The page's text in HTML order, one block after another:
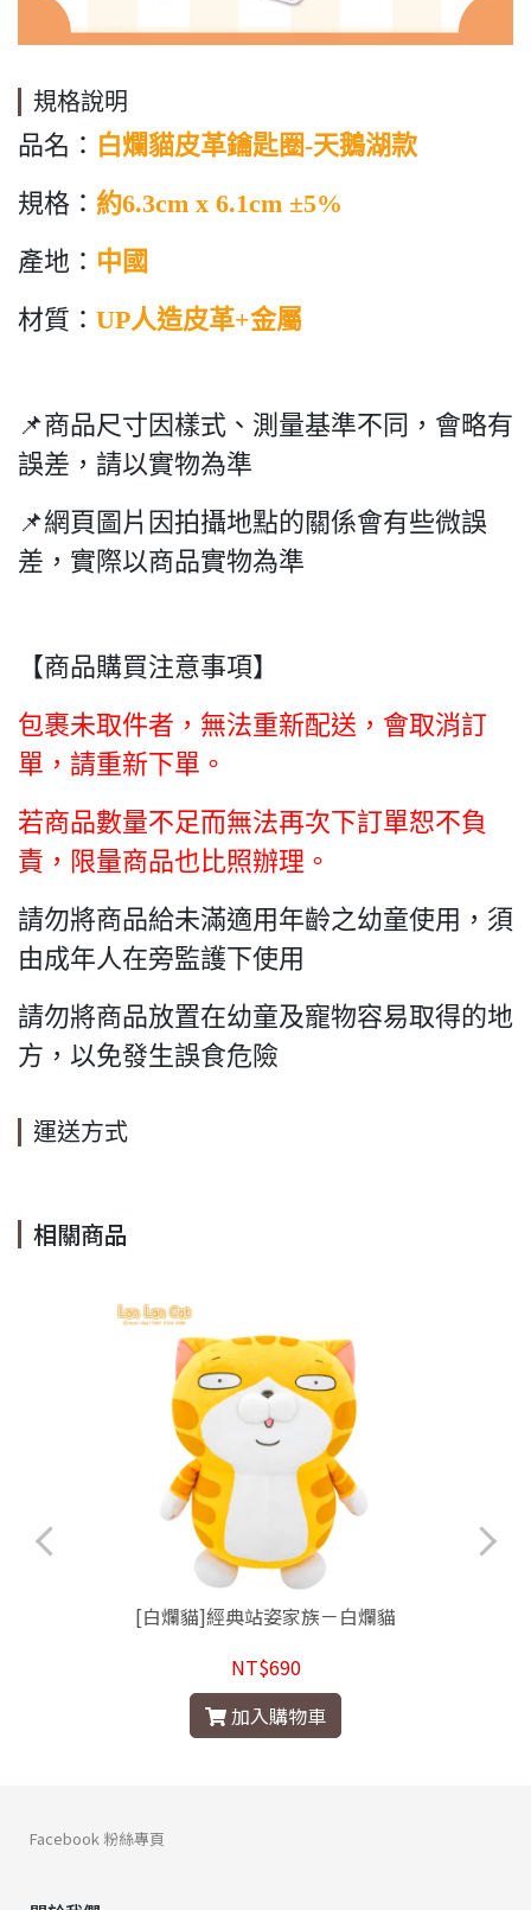
規格說明
品名： 白爛貓皮革鑰匙圈-天鵝湖款
規格： 約6.3cm x 6.1cm ±5%
產地： 中國
材質： UP人造皮革+金屬
📌商品尺寸因樣式、測量基準不同，會略有
誤差，請以實物為準
📌網頁圖片因拍攝地點的關係會有些微誤
差，實際以商品實物為準
【商品購買注意事項】
包裹未取件者，無法重新配送，會取消訂
單，請重新下單。
若商品數量不足而無法再次下訂單恕不負
責，限量商品也比照辦理。
請勿將商品給未滿適用年齡之幼童使用，須
由成年人在旁監護下使用
請勿將商品放置在幼童及寵物容易取得的地
方，以免發生誤食危險
運送方式
相關商品
[白爛貓]經典站姿家族－白爛貓
NT$690
加入購物車
Facebook 粉絲專頁